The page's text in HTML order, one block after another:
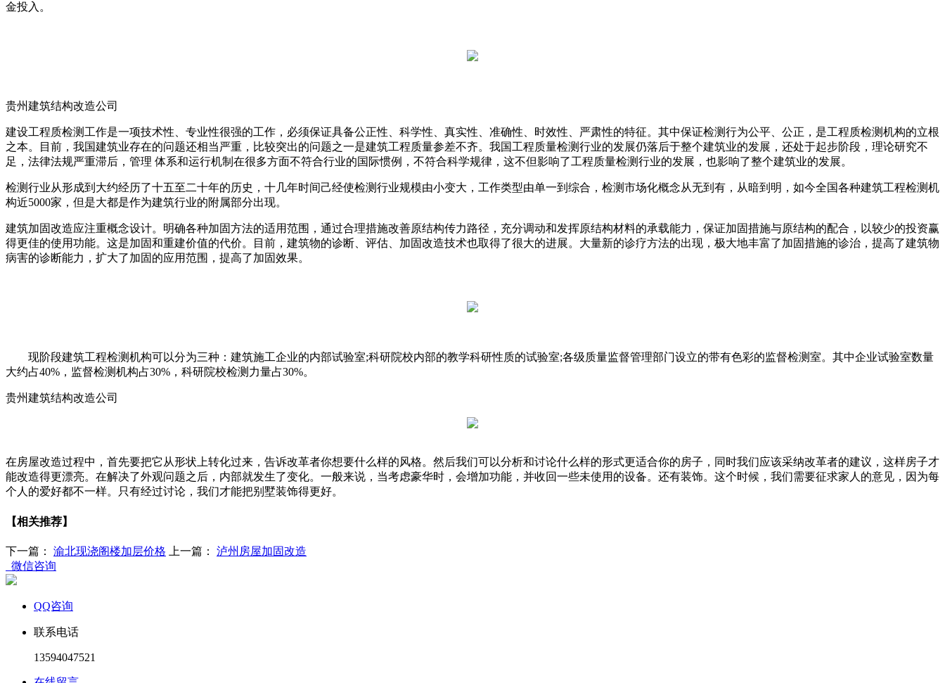
金投入。
贵州建筑结构改造公司
建设工程质检测工作是一项技术性、专业性很强的工作，必须保证具备公正性、科学性、真实性、准确性、时效性、严肃性的特征。其中保证检测行为公平、公正，是工程质检测机构的立根
之本。目前，我国建筑业存在的问题还相当严重，比较突出的问题之一是建筑工程质量参差不齐。我国工程质量检测行业的发展仍落后于整个建筑业的发展，还处于起步阶段，理论研究不
足，法律法规严重滞后，管理 体系和运行机制在很多方面不符合行业的国际惯例，不符合科学规律，这不但影响了工程质量检测行业的发展，也影响了整个建筑业的发展。
检测行业从形成到大约经历了十五至二十年的历史，十几年时间己经使检测行业规模由小变大，工作类型由单一到综合，检测市场化概念从无到有，从暗到明，如今全国各种建筑工程检测机
构近5000家，但是大都是作为建筑行业的附属部分出现。
建筑加固改造应注重概念设计。明确各种加固方法的适用范围，通过合理措施改善原结构传力路径，充分调动和发挥原结构材料的承载能力，保证加固措施与原结构的配合，以较少的投资赢
得更佳的使用功能。这是加固和重建价值的代价。目前，建筑物的诊断、评估、加固改造技术也取得了很大的进展。大量新的诊疗方法的出现，极大地丰富了加固措施的诊治，提高了建筑物
病害的诊断能力，扩大了加固的应用范围，提高了加固效果。
现阶段建筑工程检测机构可以分为三种：建筑施工企业的内部试验室;科研院校内部的教学科研性质的试验室;各级质量监督管理部门设立的带有色彩的监督检测室。其中企业试验室数量
大约占40%，监督检测机构占30%，科研院校检测力量占30%。
贵州建筑结构改造公司
在房屋改造过程中，首先要把它从形状上转化过来，告诉改革者你想要什么样的风格。然后我们可以分析和讨论什么样的形式更适合你的房子，同时我们应该采纳改革者的建议，这样房子才
能改造得更漂亮。在解决了外观问题之后，内部就发生了变化。一般来说，当考虑豪华时，会增加功能，并收回一些未使用的设备。还有装饰。这个时候，我们需要征求家人的意见，因为每
个人的爱好都不一样。只有经过讨论，我们才能把别墅装饰得更好。
【相关推荐】
下一篇： 渝北现浇阁楼加层价格 上一篇： 泸州房屋加固改造
微信咨询
QQ咨询
联系电话
13594047521